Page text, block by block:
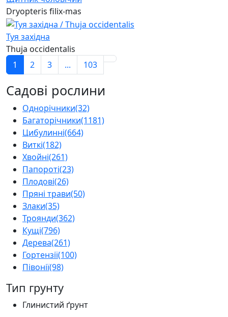
Dryopteris filix-mas
Туя західна
Thuja occidentalis
1
2 3 ... 103
Садові рослини
Однорічники(32)
Багаторічники(1181)
Цибулинні(664)
Виткі(182)
Хвойні(261)
Папороті(23)
Плодові(26)
Пряні трави(50)
Злаки(35)
Троянди(362)
Кущі(796)
Дерева(261)
Гортензії(100)
Півонії(98)
Тип грунту
Глинистий ґрунт